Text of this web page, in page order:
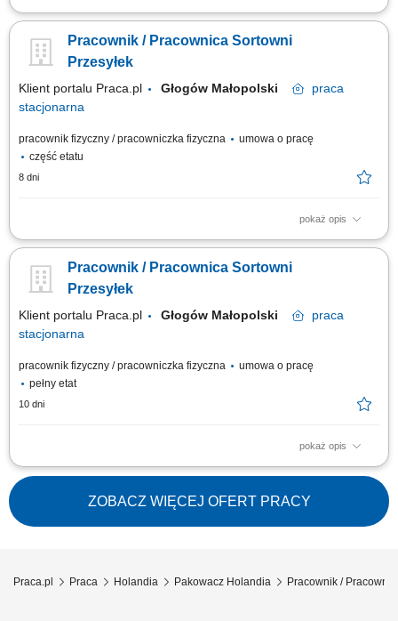
Opis stanowiska Pakowanie i układanie towaru - magazyn z częściami i
pomocnicze;Pracownik / Pracownica Sortowni
Przesyłek
Klient portalu Praca.pl Głogów Małopolski
praca
stacjonarna
pracownik fizyczny / pracowniczka fizyczna
umowa o pracę
część etatu
8 dni
pokaż opis
Obsługa procesów magazynowych związanych z przesyłkami listowymi.
Załadunek i rozładunek przesyłek. Zabezpieczanie przesyłek oraz dbanie
o ich właściwy stan podczas obsługi. Przestrzeganie procedur
Pracownik / Pracownica Sortowni
Przesyłek
Klient portalu Praca.pl Głogów Małopolski
praca
stacjonarna
pracownik fizyczny / pracowniczka fizyczna
umowa o pracę
pełny etat
10 dni
pokaż opis
Obsługa procesów magazynowych związanych z przesyłkami listowymi.
Sortowanie i przygotowywanie przesyłek do dalszej dystrybucji.
Załadunek i rozładunek przesyłek. Zabezpieczanie przesyłek oraz dbanie
o ich właściwy stan podczas obsługi. Przestrzeganie procedur
bezpieczeństwa i organizacji pracy.
ZOBACZ WIĘCEJ OFERT PRACY
Praca.pl Praca Holandia Pakowacz Holandia Pracownik /